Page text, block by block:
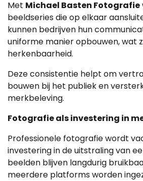
Met Michael Basten Fotografie
beeldseries die op elkaar
kunnen bedrijven hun
uniforme manier opbouwen, wat
herkenbaarheid.
Deze consistentie helpt om
bouwen bij het publiek en
merkbeleving.
Fotografie als investering in
Professionele fotografie wordt
investering in de uitstraling van
beelden blijven langdurig
meerdere platforms worden